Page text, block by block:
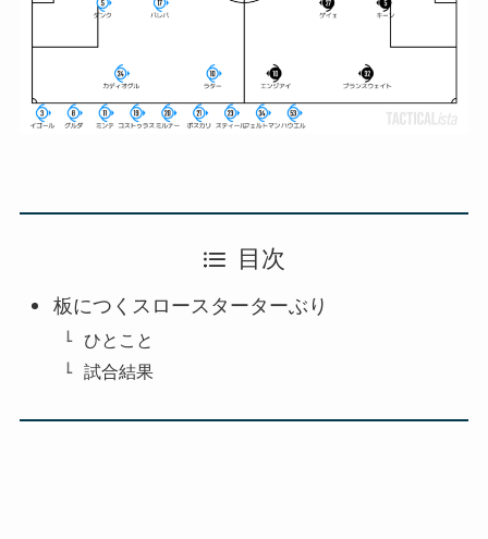
目次
板につくスロースターターぶり
ひとこと
試合結果